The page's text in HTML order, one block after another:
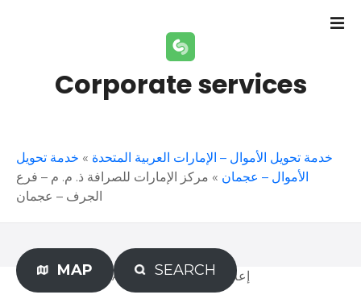
Corporate services
خدمة تحويل الأموال – الإمارات العربية المتحدة » خدمة تحويل
الأموال – عجمان » مركز الإمارات للصرافة ذ. م. م – فرع
الجرف – عجمان
MAP SEARCH Advertisement – إعلان